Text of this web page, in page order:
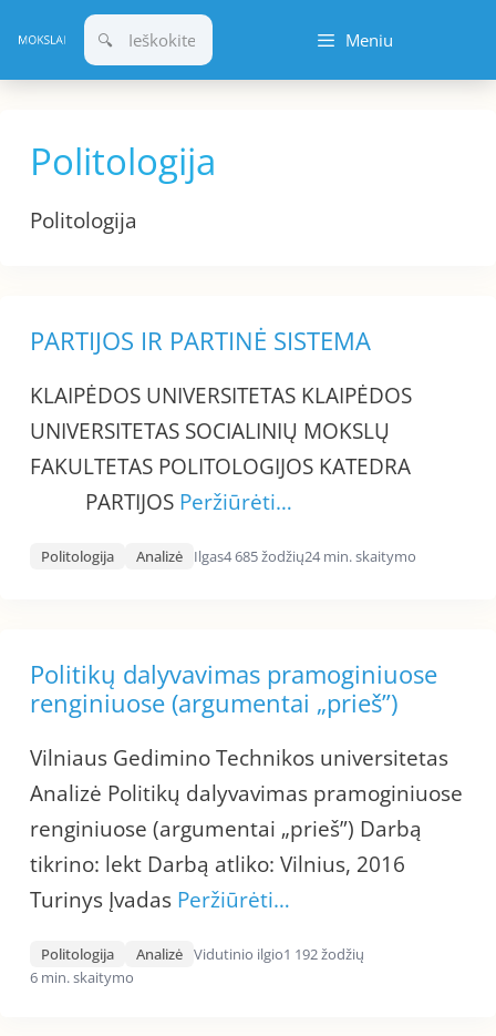
prie
turinio
Meniu
Politologija
Politologija
PARTIJOS IR PARTINĖ SISTEMA
KLAIPĖDOS UNIVERSITETAS KLAIPĖDOS
UNIVERSITETAS SOCIALINIŲ MOKSLŲ
FAKULTETAS POLITOLOGIJOS KATEDRA
PARTIJOS Peržiūrėti…
Politologija Analizė Ilgas4 685 žodžių24 min. skaitymo
Politikų dalyvavimas pramoginiuose
renginiuose (argumentai „prieš”)
Vilniaus Gedimino Technikos universitetas
Analizė Politikų dalyvavimas pramoginiuose
renginiuose (argumentai „prieš”) Darbą
tikrino: lekt Darbą atliko: Vilnius, 2016
Turinys Įvadas Peržiūrėti…
Politologija Analizė Vidutinio ilgio1 192 žodžių
6 min. skaitymo